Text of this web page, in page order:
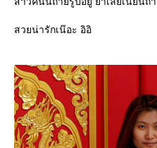
สวยน่ารักเน๊อะ อิอิ